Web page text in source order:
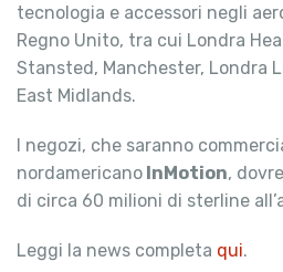
tecnologia e accessori negli
Regno Unito, tra cui Londra
Stansted, Manchester, Londra
East Midlands.
I negozi, che saranno
nordamericano InMotion,
di circa 60 milioni di sterline
Leggi la news completa qui.